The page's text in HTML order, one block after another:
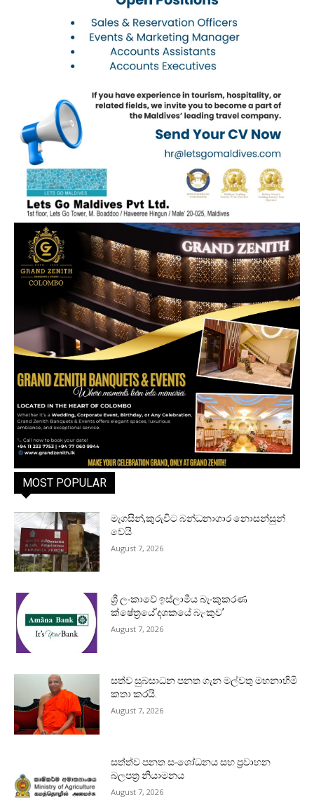
MOST POPULAR
මැගසින්,කුරුවිට බන්ධනාගාර නොසන්සුන්
වෙයි
August 7, 2026
ශ්‍රී ලංකාවේ ඉස්ලාමීය බැංකුකරණ
ක්ෂේත්‍රයේ‘දශකයේ බැංකුව’
August 7, 2026
සත්ව සුබසාධන පනත ගැන මල්වතු මහනාහිමි
කතා කරයි.
August 7, 2026
සත්ත්ව පනත සංශෝධනය සහ ප්‍රවාහන
බලපත්‍ර නියාමනය
August 7, 2026